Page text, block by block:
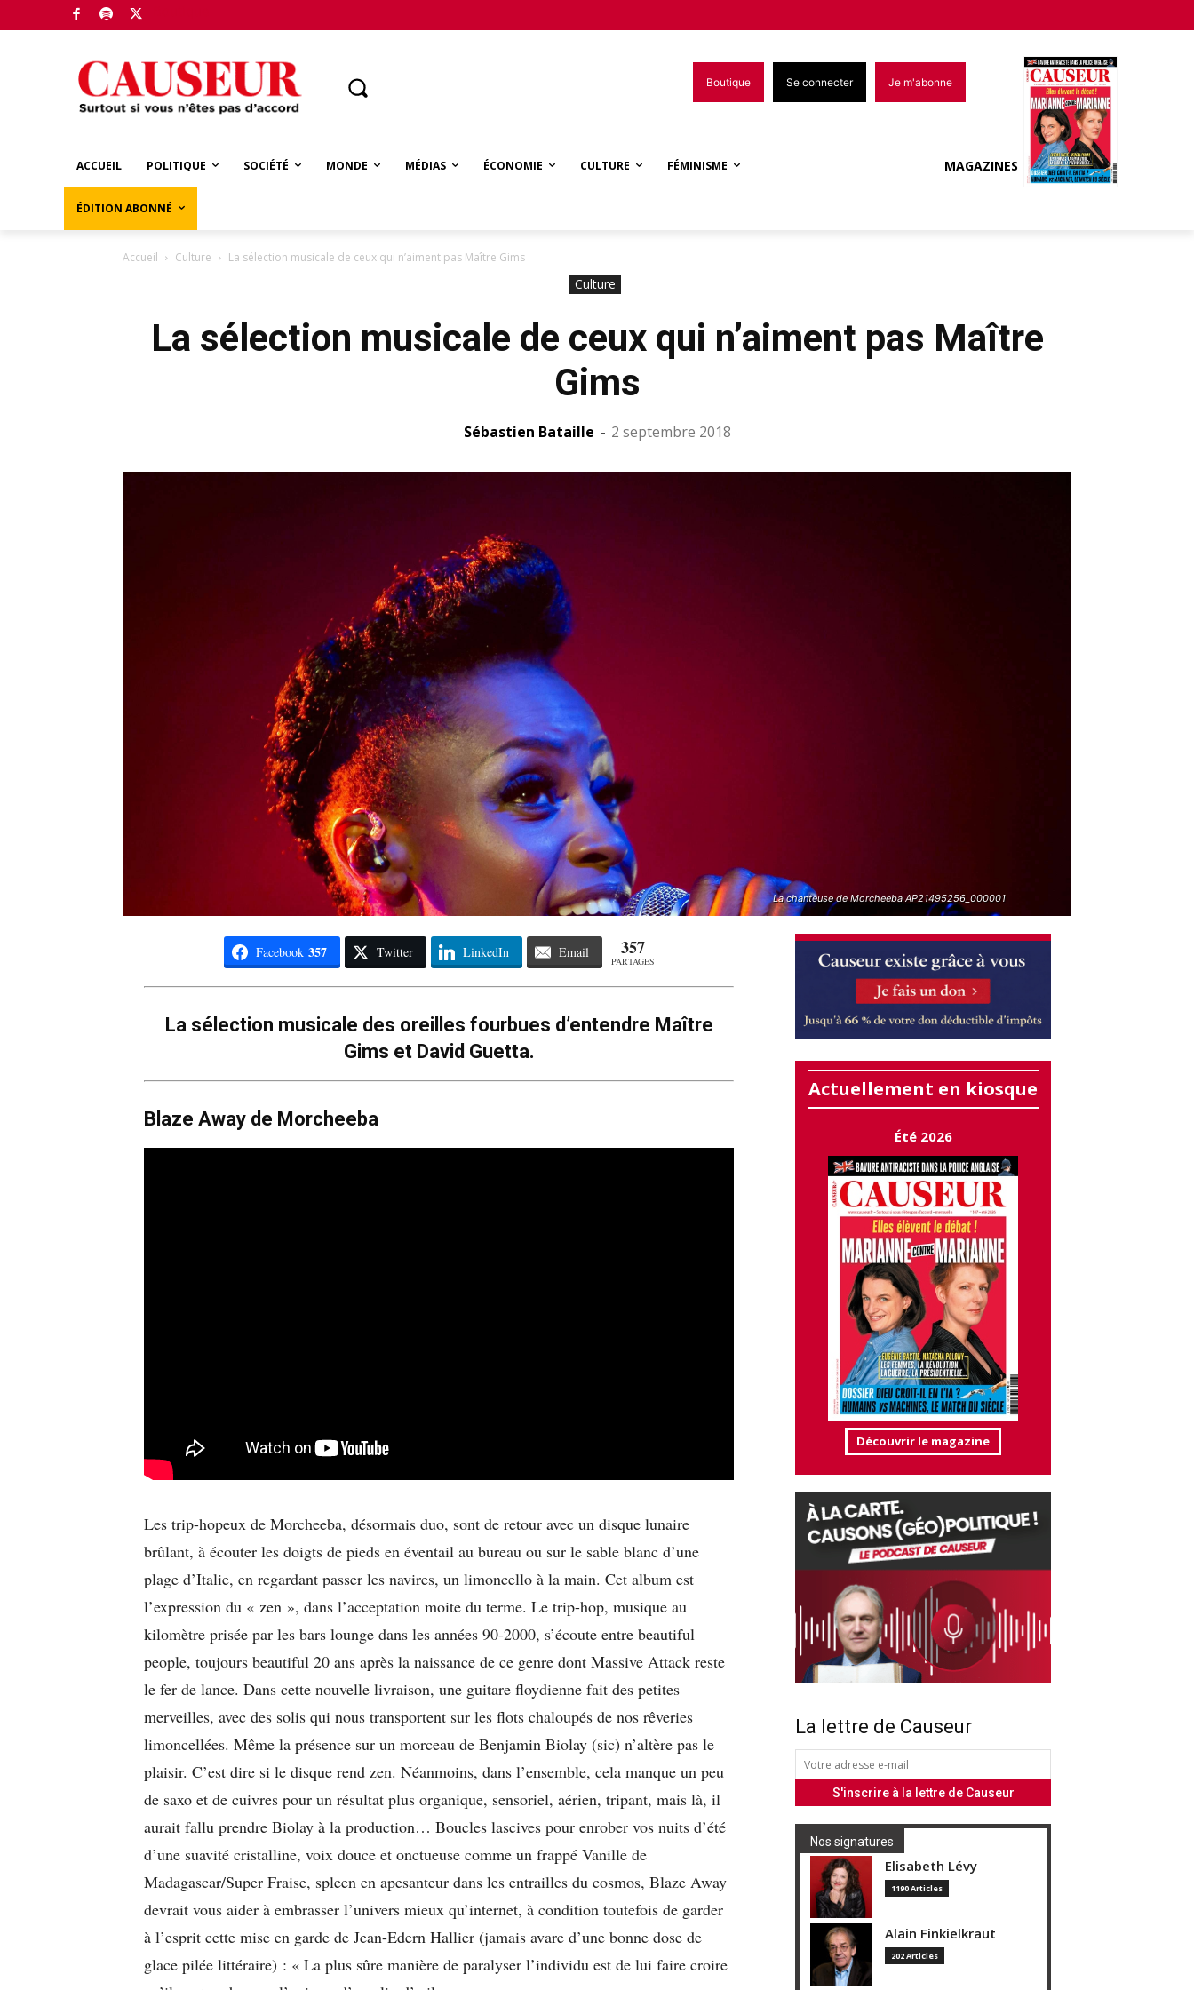
Boutique Se connecter Je m'abonne
ACCUEIL POLITIQUE SOCIÉTÉ MONDE MÉDIAS ÉCONOMIE CULTURE FÉMINISME
ÉDITION ABONNÉ
MAGAZINES
Accueil Culture La sélection musicale de ceux qui n’aiment pas Maître Gims
Culture
La sélection musicale de ceux qui n’aiment pas Maître
Gims
Sébastien Bataille - 2 septembre 2018
La chanteuse de Morcheeba AP21495256_000001
Facebook 357 Twitter LinkedIn Email 357
PARTAGES
La sélection musicale des oreilles fourbues d’entendre Maître
Gims et David Guetta.
Blaze Away de Morcheeba
Les trip-hopeux de Morcheeba, désormais duo, sont de retour avec un disque lunaire
brûlant, à écouter les doigts de pieds en éventail au bureau ou sur le sable blanc d’une
plage d’Italie, en regardant passer les navires, un limoncello à la main. Cet album est
l’expression du « zen », dans l’acceptation moite du terme. Le trip-hop, musique au
kilomètre prisée par les bars lounge dans les années 90-2000, s’écoute entre beautiful
people, toujours beautiful 20 ans après la naissance de ce genre dont Massive Attack reste
le fer de lance. Dans cette nouvelle livraison, une guitare floydienne fait des petites
merveilles, avec des solis qui nous transportent sur les flots chaloupés de nos rêveries
limoncellées. Même la présence sur un morceau de Benjamin Biolay (sic) n’altère pas le
plaisir. C’est dire si le disque rend zen. Néanmoins, dans l’ensemble, cela manque un peu
de saxo et de cuivres pour un résultat plus organique, sensoriel, aérien, tripant, mais là, il
aurait fallu prendre Biolay à la production… Boucles lascives pour enrober vos nuits d’été
d’une suavité cristalline, voix douce et onctueuse comme un frappé Vanille de
Madagascar/Super Fraise, spleen en apesanteur dans les entrailles du cosmos, Blaze Away
devrait vous aider à embrasser l’univers mieux qu’internet, à condition toutefois de garder
à l’esprit cette mise en garde de Jean-Edern Hallier (jamais avare d’une bonne dose de
glace pilée littéraire) : « La plus sûre manière de paralyser l’individu est de lui faire croire
Actuellement en kiosque
Été 2026
Découvrir le magazine
La lettre de Causeur
Nos signatures
Elisabeth Lévy
1190 Articles
Alain Finkielkraut
202 Articles